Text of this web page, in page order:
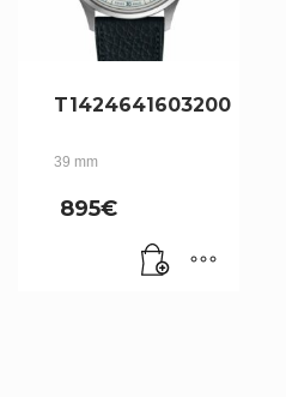
T1424641603200
39 mm
895€